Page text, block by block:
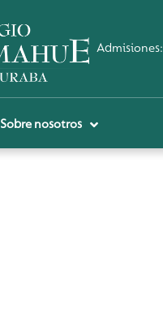
Admisiones:
Sobre nosotros